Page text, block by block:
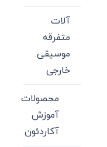
آلات
متفرقه
موسیقی
خارجی
محصولات
آموزش
آکاردئون